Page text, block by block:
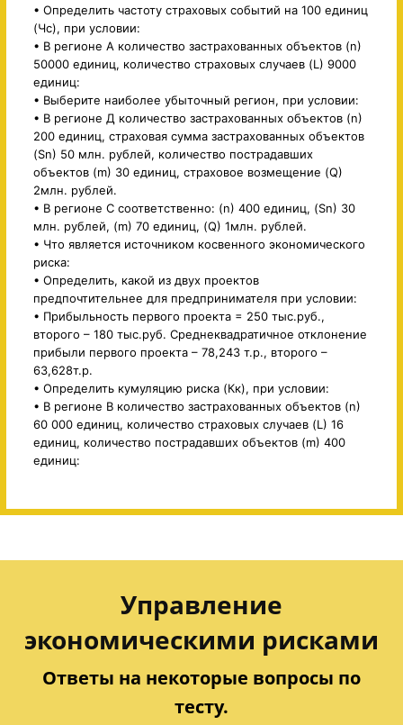
• Определить частоту страховых событий на 100 единиц
(Чс), при условии:
• В регионе А количество застрахованных объектов (n)
50000 единиц, количество страховых случаев (L) 9000
единиц:
• Выберите наиболее убыточный регион, при условии:
• В регионе Д количество застрахованных объектов (n)
200 единиц, страховая сумма застрахованных объектов
(Sn) 50 млн. рублей, количество пострадавших
объектов (m) 30 единиц, страховое возмещение (Q)
2млн. рублей.
• В регионе С соответственно: (n) 400 единиц, (Sn) 30
млн. рублей, (m) 70 единиц, (Q) 1млн. рублей.
• Что является источником косвенного экономического
риска:
• Определить, какой из двух проектов
предпочтительнее для предпринимателя при условии:
• Прибыльность первого проекта = 250 тыс.руб.,
второго – 180 тыс.руб. Среднеквадратичное отклонение
прибыли первого проекта – 78,243 т.р., второго –
63,628т.р.
• Определить кумуляцию риска (Кк), при условии:
• В регионе В количество застрахованных объектов (n)
60 000 единиц, количество страховых случаев (L) 16
единиц, количество пострадавших объектов (m) 400
единиц:
Управление
экономическими рисками
Ответы на некоторые вопросы по
тесту.